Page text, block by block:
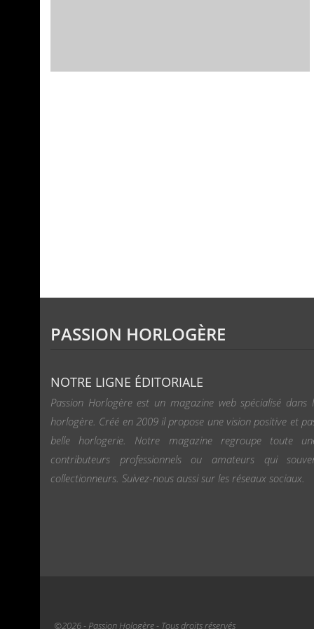
PASSION HORLOGÈRE
NOTRE LIGNE ÉDITORIALE
Passion Horlogère est un magazine web spécialisé dans
horlogère. Créé en 2009 il propose une vision positive et
belle horlogerie. Notre magazine regroupe toute
contributeurs professionnels ou amateurs qui
collectionneurs. Suivez-nous aussi sur les réseaux sociaux.
©2026 - Passion Hologère - Tous droits réservés